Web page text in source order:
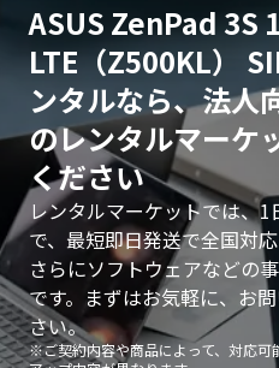
ASUS ZenPad 3S
LTE（Z500KL）
ンタルなら、法人
のレンタルマーケ
ください
レンタルマーケットでは、
で、最短即日発送で全国対応
さらにソフトウェアなどの
です。まずはお気軽に、お
さい。
※ご契約内容や商品によって、対応可